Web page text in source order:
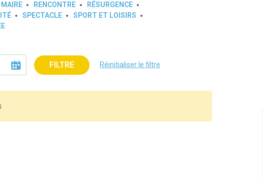
MAIRE RENCONTRE
RÉSURGENCE
SPECTACLE
SPORT ET LOISIRS
FILTRE Réinitialiser le filtre